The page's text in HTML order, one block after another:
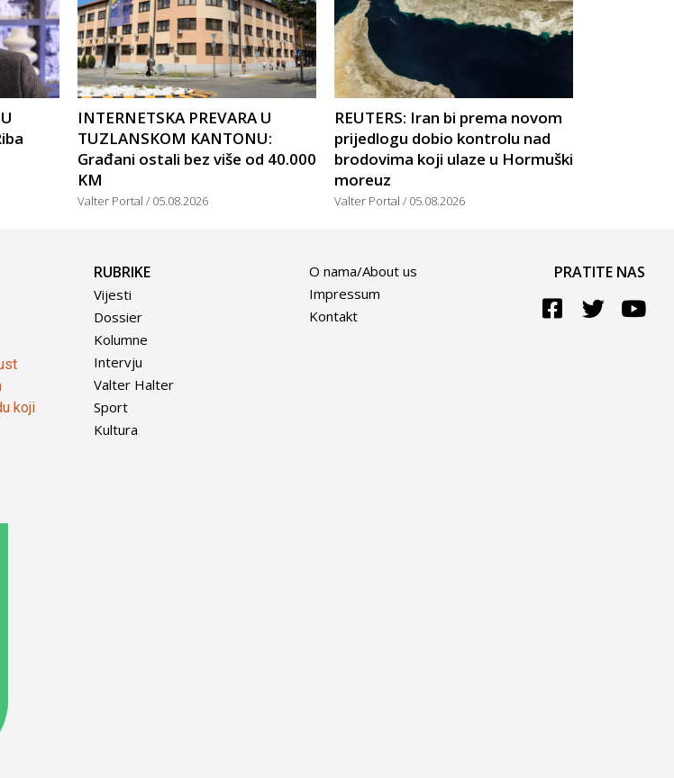
INTERNETSKA PREVARA U
TUZLANSKOM KANTONU:
Građani ostali bez više od 40.000
KM
Valter Portal 05.08.2026
REUTERS: Iran bi prema novom
prijedlogu dobio kontrolu nad
brodovima koji ulaze u Hormuški
moreuz
Valter Portal 05.08.2026
koji
RUBRIKE
Vijesti
Dossier
Kolumne
Intervju
Valter Halter
Sport
Kultura
O nama/About us
Impressum
Kontakt
PRATITE NAS